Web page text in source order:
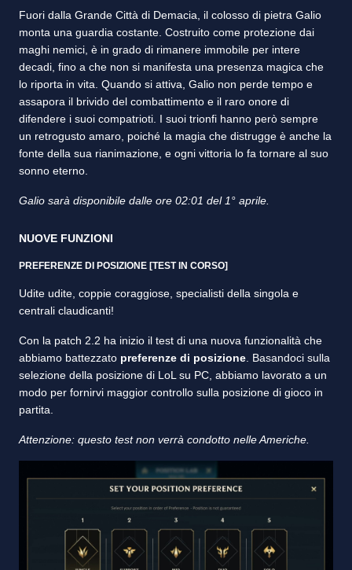
Fuori dalla Grande Città di Demacia, il colosso di pietra Galio
monta una guardia costante. Costruito come protezione dai
maghi nemici, è in grado di rimanere immobile per intere
decadi, fino a che non si manifesta una presenza magica che
lo riporta in vita. Quando si attiva, Galio non perde tempo e
assapora il brivido del combattimento e il raro onore di
difendere i suoi compatrioti. I suoi trionfi hanno però sempre
un retrogusto amaro, poiché la magia che distrugge è anche la
fonte della sua rianimazione, e ogni vittoria lo fa tornare al suo
sonno eterno.
Galio sarà disponibile dalle ore 02:01 del 1° aprile.
NUOVE FUNZIONI
PREFERENZE DI POSIZIONE [TEST IN CORSO]
Udite udite, coppie coraggiose, specialisti della singola e
centrali claudicanti!
Con la patch 2.2 ha inizio il test di una nuova funzionalità che
abbiamo battezzato preferenze di posizione . Basandoci sulla
selezione della posizione di LoL su PC, abbiamo lavorato a un
modo per fornirvi maggior controllo sulla posizione di gioco in
partita.
Attenzione: questo test non verrà condotto nelle Americhe.